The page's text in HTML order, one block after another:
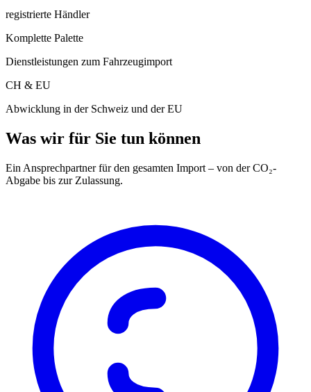
registrierte Händler
Komplette Palette
Dienstleistungen zum Fahrzeugimport
CH & EU
Abwicklung in der Schweiz und der EU
Was wir für Sie tun können
Ein Ansprechpartner für den gesamten Import – von der CO₂-
Abgabe bis zur Zulassung.